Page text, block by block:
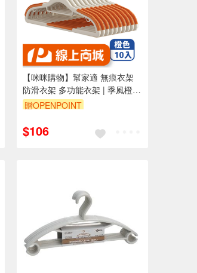
【咪咪購物】幫家適 無痕衣架
防滑衣架 多功能衣架 | 季風橙 |
10入組
贈OPENPOINT
$106